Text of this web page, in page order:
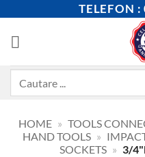
content
TELEFON
HOME » TOOLS
HAND TOOLS »
SOCKETS » 3/